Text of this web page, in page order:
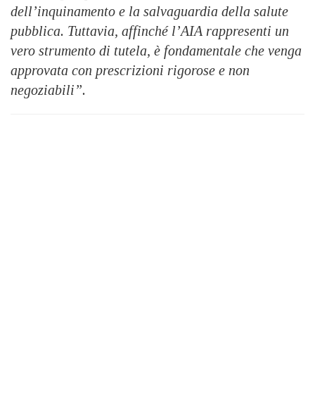
dell’inquinamento e la salvaguardia della salute
pubblica. Tuttavia, affinché l’AIA rappresenti un
vero strumento di tutela, è fondamentale che venga
approvata con prescrizioni rigorose e non
negoziabili”.